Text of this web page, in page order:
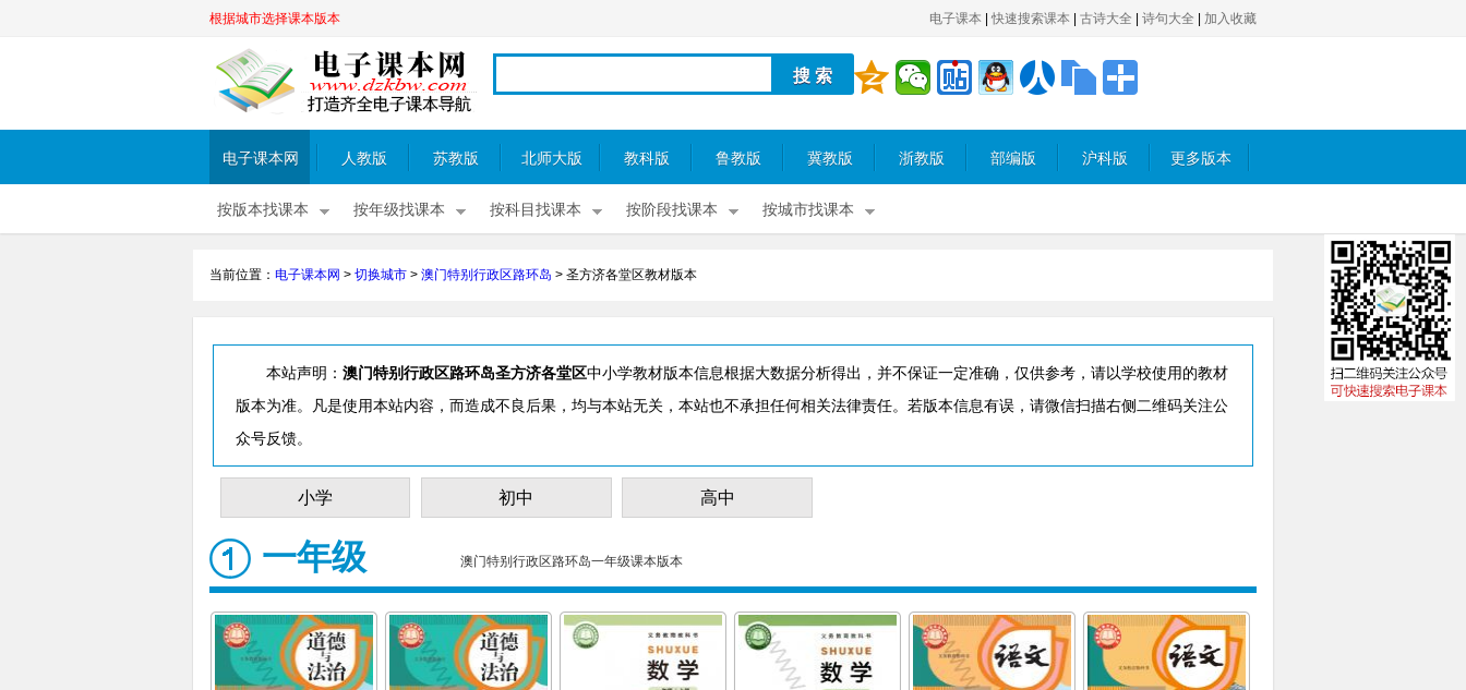
根据城市选择课本版本 电子课本 快速搜索课本 古诗大全 诗句大全 加入收藏
电子课本网 人教版 苏教版 北师大版 教科版 鲁教版 冀教版 浙教版 部编版 沪科版 更多版本
按版本找课本 按年级找课本 按科目找课本 按阶段找课本 按城市找课本
当前位置： 电子课本网 > 切换城市 > 澳门特别行政区路环岛 > 圣方济各堂区教材版本
本站声明： 澳门特别行政区路环岛圣方济各堂区中小学教材版本信息根据大数据分析得出，并不保证一定准确，仅供参考，请以学校使用的教材
版本为准。凡是使用本站内容，而造成不良后果，均与本站无关，本站也不承担任何相关法律责任。若版本信息有误，请微信扫描右侧二维码关注公
众号反馈。
小学 初中 高中
一年级 澳门特别行政区路环岛一年级课本版本